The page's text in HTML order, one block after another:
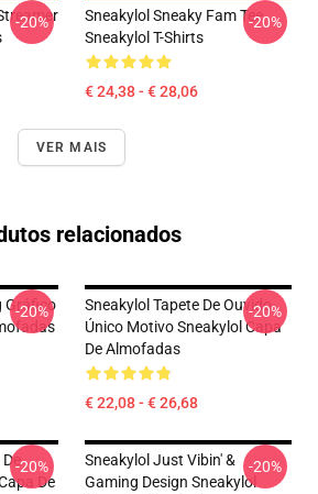
-20%
Sneakylol Sneaky Fam Tee
Sneakylol T-Shirts
€ 24,38 - € 28,06
-20%
VER MAIS
relacionados
Gráfico
-20%
Sneakylol Tapete De Ouvido
Único Motivo Sneakylol Capa
De Almofadas
€ 22,08 - € 26,68
-20%
De
-20%
Sneakylol Just Vibin' &
Gaming Design Sneakylol
-20%